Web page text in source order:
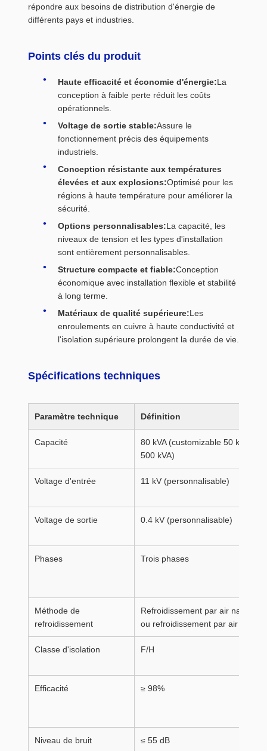
répondre aux besoins de distribution d'énergie de
différents pays et industries.
Points clés du produit
Haute efficacité et économie d'énergie:La
conception à faible perte réduit les coûts
opérationnels.
Voltage de sortie stable:Assure le
fonctionnement précis des équipements
industriels.
Conception résistante aux températures
élevées et aux explosions:Optimisé pour les
régions à haute température pour améliorer la
sécurité.
Options personnalisables:La capacité, les
niveaux de tension et les types d'installation
sont entièrement personnalisables.
Structure compacte et fiable:Conception
économique avec installation flexible et stabilité
à long terme.
Matériaux de qualité supérieure:Les
enroulements en cuivre à haute conductivité et
l'isolation supérieure prolongent la durée de vie.
Spécifications techniques
Paramètre technique Définition
Capacité
80 kVA (customizable 50 kVA à
500 kVA)
Voltage d'entrée 11 kV (personnalisable)
Voltage de sortie 0.4 kV (personnalisable)
Phases Trois phases
Méthode de
refroidissement
Refroidissement par air naturel
ou refroidissement par air forcé
Classe d'isolation F/H
Efficacité ≥ 98%
Niveau de bruit ≤ 55 dB